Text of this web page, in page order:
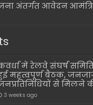
अंतर्गत आवेदन
में रेलवे संघर्ष
महत्वपूर्ण बैठक,
से मिलने
3 weeks ago